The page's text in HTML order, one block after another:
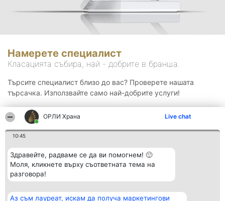
ОРЛИ Храна Live chat
10:45
Здравейте, радваме се да ви помогнем! 🙂
Моля, кликнете върху съответната тема на
разговора!
Аз съм лауреат, искам да получа маркетингови
Намерете специалист
Класацията събира, най - добрите в бранша.
Търсите специалист близо до вас? Проверете нашата
търсачка. Използвайте само най-добрите услуги!
Организатор на Класация Контакти